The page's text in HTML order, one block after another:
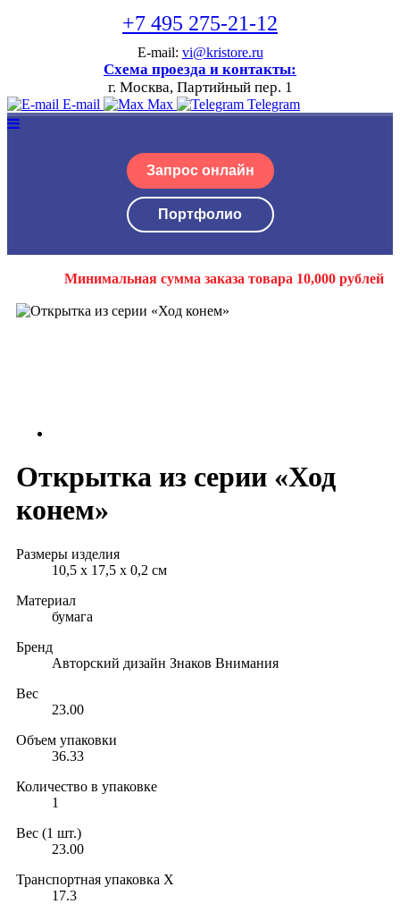
+7 495 275-21-12
E-mail: vi@kristore.ru
Схема проезда и контакты:
г. Москва, Партийный пер. 1
E-mail Max Telegram
Запрос онлайн
Портфолио
Минимальная сумма заказа товара 10,000 рублей
Открытка из серии «Ход
конем»
Размеры изделия
10,5 x 17,5 x 0,2 см
Материал
бумага
Бренд
Авторский дизайн Знаков Внимания
Вес
23.00
Объем упаковки
36.33
Количество в упаковке
1
Вес (1 шт.)
23.00
Транспортная упаковка X
17.3